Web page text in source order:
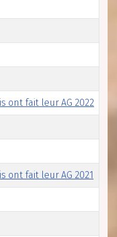
ont fait leur AG 2022
ont fait leur AG 2021